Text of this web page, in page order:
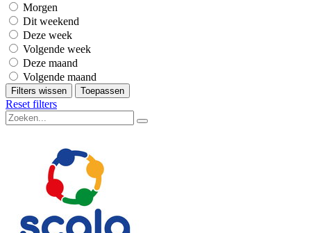
Morgen
Dit weekend
Deze week
Volgende week
Deze maand
Volgende maand
Filters wissen Toepassen
Reset filters